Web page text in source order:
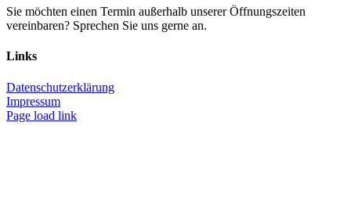
Sie möchten einen Termin außerhalb unserer Öffnungszeiten
vereinbaren? Sprechen Sie uns gerne an.
Links
Datenschutzerklärung
Impressum
Page load link